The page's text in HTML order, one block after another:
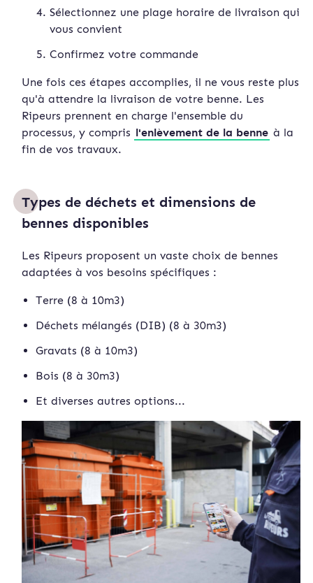
Sélectionnez une plage horaire de livraison qui
vous convient
Confirmez votre commande
Une fois ces étapes accomplies, il ne vous reste plus
qu'à attendre la livraison de votre benne. Les
Ripeurs prennent en charge l'ensemble du
processus, y compris l'enlèvement de la benne à la
fin de vos travaux.
Types de déchets et dimensions de
bennes disponibles
Les Ripeurs proposent un vaste choix de bennes
adaptées à vos besoins spécifiques :
Terre (8 à 10m3)
Déchets mélangés (DIB) (8 à 30m3)
Gravats (8 à 10m3)
Bois (8 à 30m3)
Et diverses autres options...